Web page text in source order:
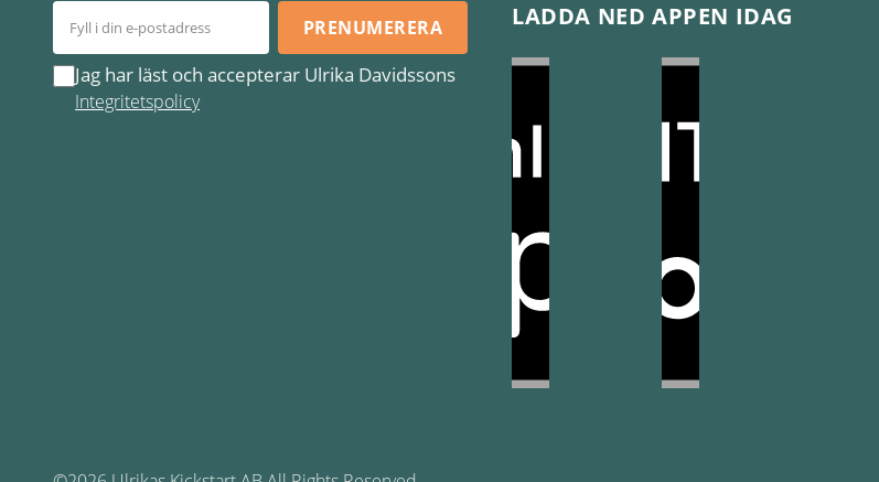
PRENUMERERA
Jag har läst och accepterar Ulrika Davidssons
Integritetspolicy
LADDA NED APPEN IDAG